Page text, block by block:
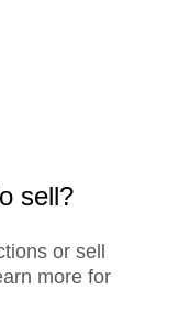
sell?
or sell
more for